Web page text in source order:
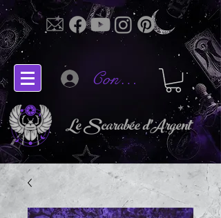
Connectez-vous
Le Scarabée d'Argent